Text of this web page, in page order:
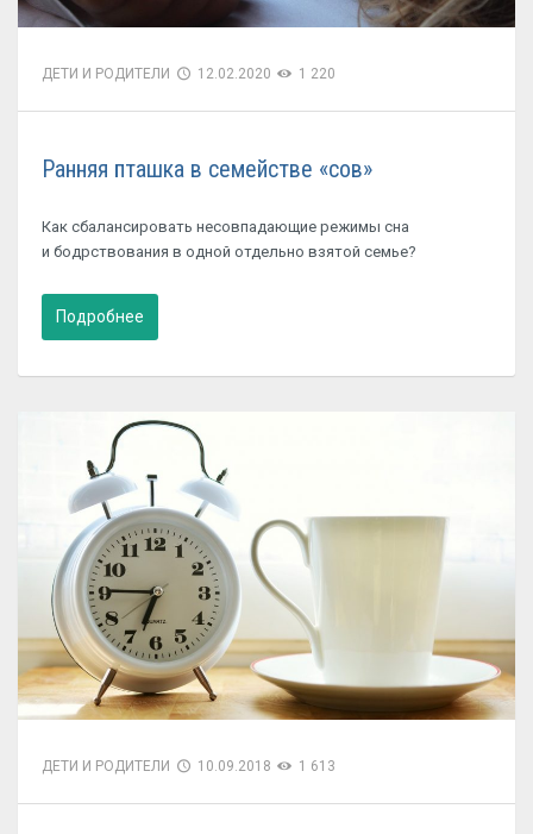
ДЕТИ И РОДИТЕЛИ 12.02.2020 1 220
Ранняя пташка в семействе «сов»
Как сбалансировать несовпадающие режимы сна
и бодрствования в одной отдельно взятой семье?
Подробнее
ДЕТИ И РОДИТЕЛИ 10.09.2018 1 613